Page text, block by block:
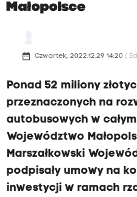
Małopolsce
date_range Czwartek, 2022.12.29 14:20 (
Ponad 52 miliony
przeznaczonych na
autobusowych w
Województwo
Marszałkowski
podpisały umowy na
inwestycji w ramach